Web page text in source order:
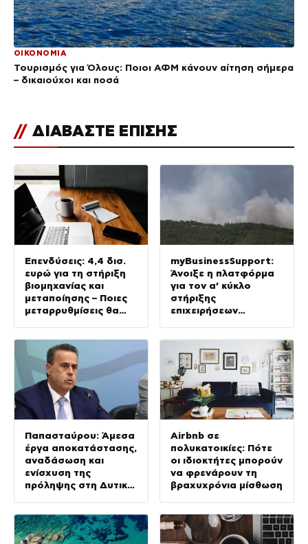
ΟΙΚΟΝΟΜΙΑ
Τουρισμός για Όλους: Ποιοι ΑΦΜ κάνουν αίτηση σήμερα
– δικαιούχοι και ποσά
// ΔΙΑΒΑΣΤΕ ΕΠΙΣΗΣ
Επενδύσεις: 4,4 δισ.
ευρώ για τη στήριξη
βιομηχανίας και
μεταποίησης – Ποιες
μεταρρυθμίσεις θα
myBusinessSupport:
Άνοιξε η πλατφόρμα
για τον α’ κύκλο
στήριξης
επιχειρήσεων
Παπασταύρου: Άμεσα
έργα αποκατάστασης,
αναδάσωση και
ενίσχυση της
πρόληψης στη Δυτική
Airbnb σε
πολυκατοικίες: Πότε
οι ιδιοκτήτες μπορούν
να φρενάρουν τη
βραχυχρόνια μίσθωση